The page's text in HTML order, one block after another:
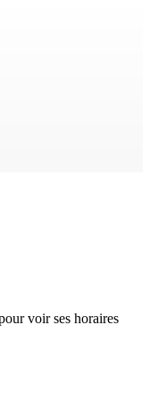
voir ses horaires